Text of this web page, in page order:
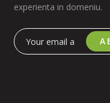
experienta in domeniu.